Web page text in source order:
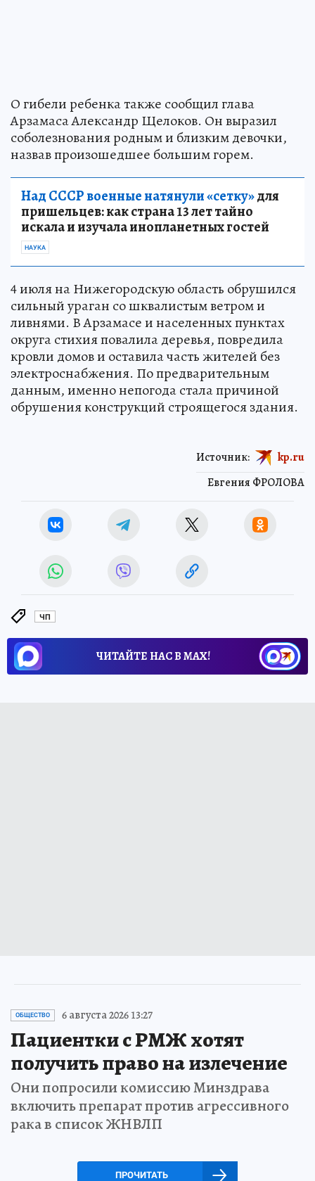
О гибели ребенка также сообщил глава
Арзамаса Александр Щелоков. Он выразил
соболезнования родным и близким девочки,
назвав произошедшее большим горем.
Над СССР военные натянули «сетку»для
пришельцев: как страна 13 лет тайно
искала и изучала инопланетных гостей
НАУКА
4 июля на Нижегородскую область обрушился
сильный ураган со шквалистым ветром и
ливнями. В Арзамасе и населенных пунктах
округа стихия повалила деревья, повредила
кровли домов и оставила часть жителей без
электроснабжения. По предварительным
данным, именно непогода стала причиной
обрушения конструкций строящегося здания.
Евгения ФРОЛОВА
Источник: kp.ru
ЧП
ЧИТАЙТЕ НАС В МАХ!
ОБЩЕСТВО 6 августа 2026 13:27
Пациентки с РМЖ хотят
получить право на излечение
Они попросили комиссию Минздрава
включить препарат против агрессивного
рака в список ЖНВЛП
ПРОЧИТАТЬ